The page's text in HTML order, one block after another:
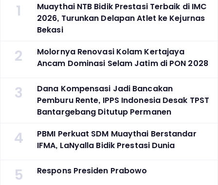
1
Muaythai NTB Bidik Prestasi Terbaik di IMC
2026, Turunkan Delapan Atlet ke Kejurnas
Bekasi
2
Molornya Renovasi Kolam Kertajaya
Ancam Dominasi Selam Jatim di PON 2028
3
Dana Kompensasi Jadi Bancakan
Pemburu Rente, IPPS Indonesia Desak TPST
Bantargebang Ditutup Permanen
4
PBMI Perkuat SDM Muaythai Berstandar
IFMA, LaNyalla Bidik Prestasi Dunia
5 Respons Presiden Prabowo